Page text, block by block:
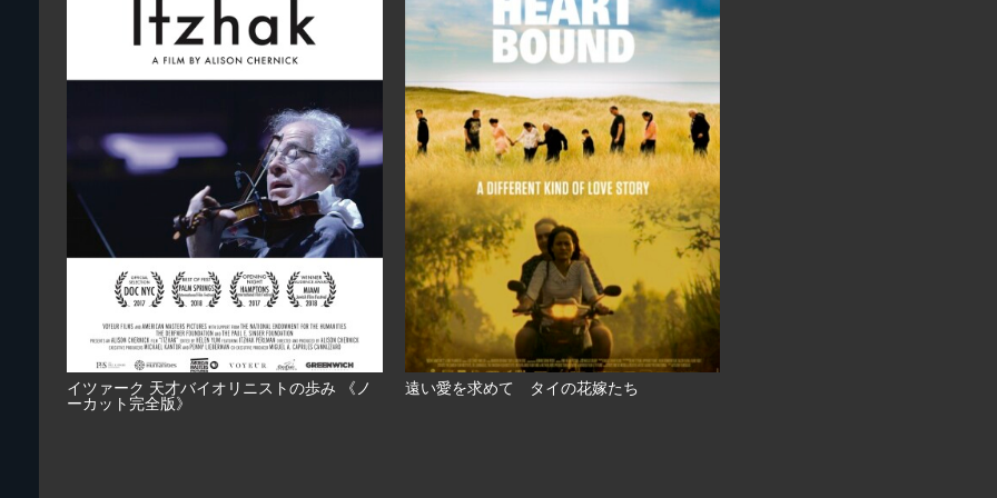
イツァーク 天才バイオリニストの歩み 《ノ
ーカット完全版》
遠い愛を求めて タイの花嫁たち